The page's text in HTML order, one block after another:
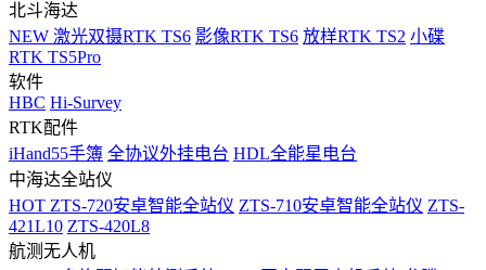
北斗海达
NEW 激光双摄RTK TS6 影像RTK TS6 放样RTK TS2 小碟
RTK TS5Pro
软件
HBC Hi-Survey
RTK配件
iHand55手簿 全协议外挂电台 HDL全能星电台
中海达全站仪
HOT ZTS-720安卓智能全站仪 ZTS-710安卓智能全站仪 ZTS-
421L10 ZTS-420L8
航测无人机